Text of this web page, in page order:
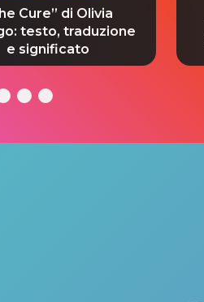
Cure” di Olivia
testo, traduzione
e significato